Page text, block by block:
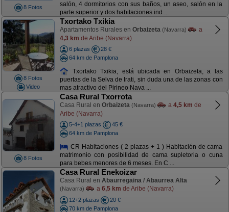
8 Fotos
salón, 4 dormitorios con sus baños, un aseo, salón en la
parte superior y dos habitaciones ind ...
8 Fotos
Video
Txortako Txikia
Apartamentos Rurales en Orbaizeta (Navarra)
a
4,3 km de Aribe (Navarra)
6 plazas
28 €
64 km de Pamplona
Txortako Txikia, está ubicada en Orbaizeta, a las
puertas de la Selva de Irati, sin duda una de las zonas con
mas atractivo del Pirineo Nava ...
8 Fotos
Casa Rural Txorrota
Casa Rural en Orbaizeta (Navarra) a 4,5 km de
Aribe (Navarra)
5-4+1 plazas
45 €
64 km de Pamplona
CR Habitaciones ( 2 plazas + 1 ) Habitación de cama
matrimonio con posibilidad de cama supletoria o cuna
para bebes menores de 6 meses. En C ...
Casa Rural Enekoizar
Casa Rural en Abaurregaina / Abaurrea Alta
(Navarra) a 6,5 km de Aribe (Navarra)
12+2 plazas
20 €
70 km de Pamplona